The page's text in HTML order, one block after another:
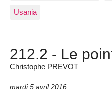
Usania
212.2 - Le
Christophe PREVOT
mardi 5 avril 2016